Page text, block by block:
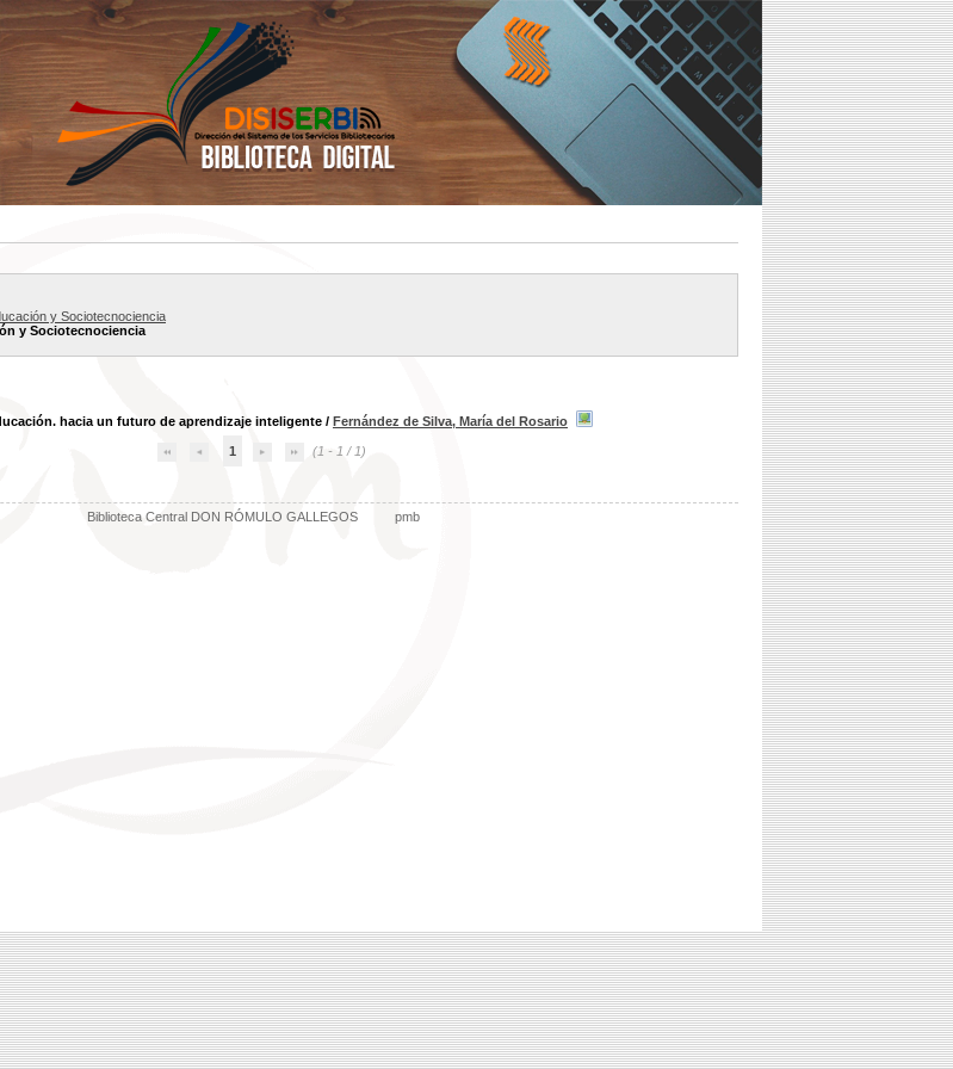
y Sociotecnociencia
y Sociotecnociencia
hacia un futuro de aprendizaje inteligente / Fernández de Silva, María del Rosario
1 (1 - 1 / 1)
Biblioteca Central DON RÓMULO GALLEGOS pmb